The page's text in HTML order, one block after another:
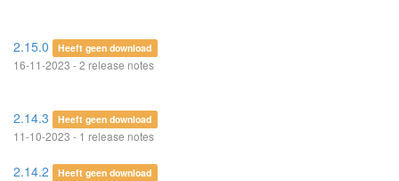
2.15.0 Heeft geen download
16-11-2023 - 2 release notes
2.14.3 Heeft geen download
11-10-2023 - 1 release notes
2.14.2 Heeft geen download